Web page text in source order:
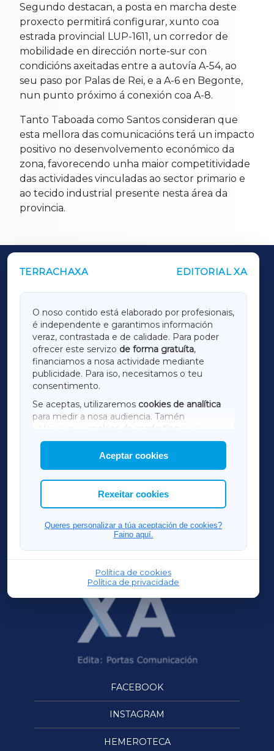
Segundo destacan, a posta en marcha deste
proxecto permitirá configurar, xunto coa
estrada provincial LUP-1611, un corredor de
mobilidade en dirección norte-sur con
condicións axeitadas entre a autovía A-54, ao
seu paso por Palas de Rei, e a A-6 en Begonte,
nun punto próximo á conexión coa A-8.
Tanto Taboada como Santos consideran que
esta mellora das comunicacións terá un impacto
positivo no desenvolvemento económico da
zona, favorecendo unha maior competitividade
das actividades vinculadas ao sector primario e
ao tecido industrial presente nesta área da
provincia.
TERRACHAXA EDITORIAL XA
O noso contido está elaborado por profesionais,
é independente e garantimos información
veraz, contrastada e de calidade. Para poder
ofrecer este servizo de forma gratuíta,
financiamos a nosa actividade mediante
publicidade. Para iso, necesitamos o teu
consentimento.
Se aceptas, utilizaremos cookies de analítica
para medir a nosa audiencia. Tamén
utilizaremos
cookies de marketing
mostrar publicidade de terceiros.
Así mesmo, podes personalizar a elección das
cookies que desexas permitir.
Aceptar cookies
Rexeitar cookies
Queres personalizar a túa aceptación de cookies?
Faino aquí.
Política de cookies
Política de privacidade
OUTROS PERIÓDICOS
LUGOXA
TERRACHAXA
AMARIÑAXA
RIBEIRASACRAXA
ACORUÑAXA
FERROLXA
OURENSEXA
FACEBOOK
INSTAGRAM
HEMEROTECA